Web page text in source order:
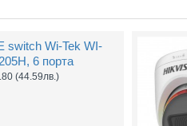
switch Wi-Tek WI-
6 порта
(44.59лв.)